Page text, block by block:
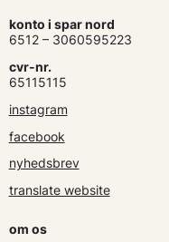
konto i spar nord
6512 – 3060595223
cvr-nr.
65115115
instagram
facebook
nyhedsbrev
translate website
om os